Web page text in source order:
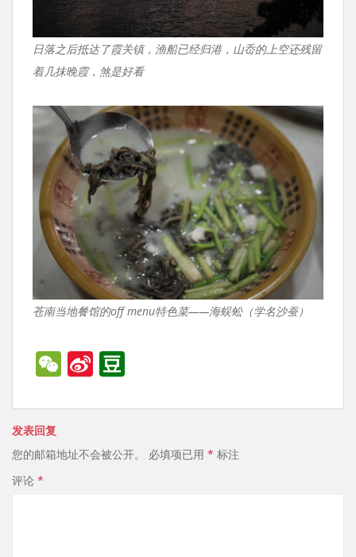
日落之后抵达了霞关镇，渔船已经归港，山岙的上空还残留
着几抹晚霞，煞是好看
苍南当地餐馆的off menu特色菜——海蜈蚣（学名沙蚕）
W
C
h
at
Si
a
W
ei
u
a
发表回复
您的邮箱地址不会被公开。 必填项已用 * 标注
评论 *